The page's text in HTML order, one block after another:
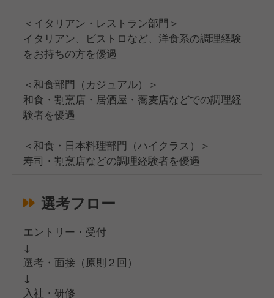
＜イタリアン・レストラン部門＞
イタリアン、ビストロなど、洋食系の調理経験
をお持ちの方を優遇
＜和食部門（カジュアル）＞
和食・割烹店・居酒屋・蕎麦店などでの調理経
験者を優遇
＜和食・日本料理部門（ハイクラス）＞
寿司・割烹店などの調理経験者を優遇
選考フロー
エントリー・受付
↓
選考・面接（原則２回）
↓
入社・研修